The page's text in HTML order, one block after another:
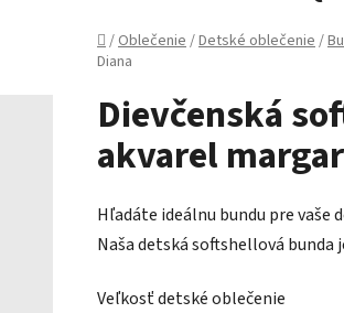
Domov
/Oblečenie/Detské oblečenie/
Diana
Dievčenská
akvarel
Hľadáte ideálnu bundu pre vaše
Naša detská softshellová
Veľkosť detské oblečenie